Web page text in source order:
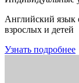
Английский язык
взрослых и детей
Узнать подробнее